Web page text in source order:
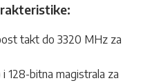
takt do 3320 MHz za
128-bitna magistrala za